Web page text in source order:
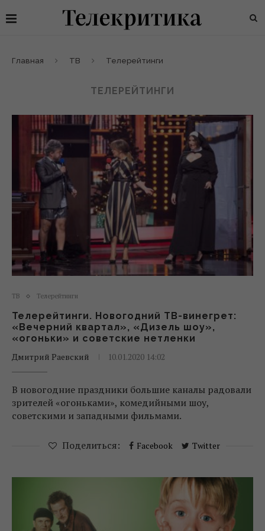
Главная ТВ Телерейтинги
ТЕЛЕРЕЙТИНГИ
ТВ Телерейтинги
Телерейтинги. Новогодний ТВ-винегрет:
«Вечерний квартал», «Дизель шоу»,
«огоньки» и советские нетленки
Дмитрий Раевский
10.01.2020 14:02
В новогодние праздники большие каналы радовали
зрителей «огоньками», комедийными шоу,
советскими и западными фильмами.
Поделиться: Facebook Twitter